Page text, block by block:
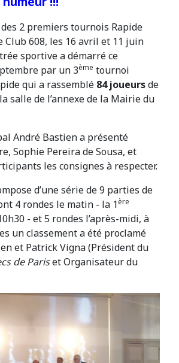
2 premiers tournois Rapide
Club 608, les 16 avril et 11 juin
sportive a démarré ce
par un 3ème tournoi
qui a rassemblé 84 joueursde
salle de l’annexe de la Mairie du
André Bastien a présenté
Sophie Pereira de Sousa, et
les consignes à respecter.
d’une série de 9 parties de
4 rondes le matin - la 1ère
- et 5 rondes l’après-midi, à
un classement a été proclamé
et Patrick Vigna (Président du
de Pariset Organisateur du